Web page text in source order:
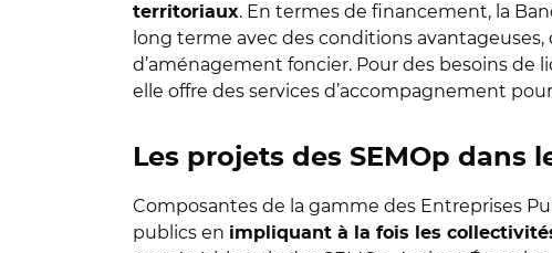
territoriaux. En termes de financement, la
long terme avec des conditions
d’aménagement foncier. Pour des besoins de
elle offre des services d’accompagnement
Les projets des SEMOp dans
Composantes de la gamme des Entreprises
publics en impliquant à la fois les